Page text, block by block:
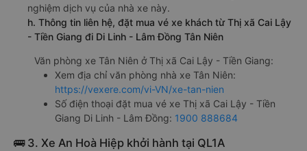
nghiệm dịch vụ của nhà xe này.
h. Thông tin liên hệ, đặt mua vé xe khách từ Thị xã Cai Lậy
- Tiền Giang đi Di Linh - Lâm Đồng Tân Niên
Văn phòng xe Tân Niên ở Thị xã Cai Lậy - Tiền Giang:
Xem địa chỉ văn phòng nhà xe Tân Niên:
https://vexere.com/vi-VN/xe-tan-nien
Số điện thoại đặt mua vé xe Thị xã Cai Lậy - Tiền
Giang Di Linh - Lâm Đồng: 1900 888684
🚌 3. Xe An Hoà Hiệp khởi hành tại QL1A